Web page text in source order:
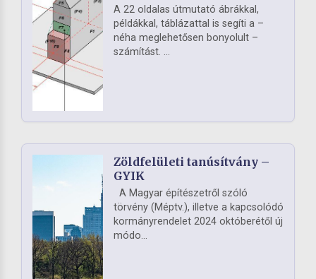
A 22 oldalas útmutató ábrákkal,
példákkal, táblázattal is segíti a –
néha meglehetősen bonyolult –
számítást. ...
Zöldfelületi tanúsítvány –
GYIK
A Magyar építészetről szóló
törvény (Méptv.), illetve a kapcsolódó
kormányrendelet 2024 októberétől új
módo...